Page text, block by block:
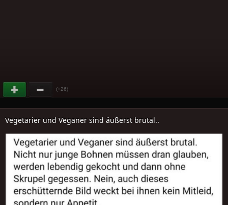
(+26)
Vegetarier und Veganer sind äußerst brutal..